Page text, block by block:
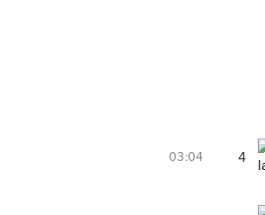
03:04 4